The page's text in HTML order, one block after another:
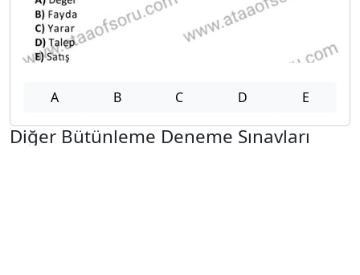
A B C D E
Diğer Bütünleme Deneme Sınavları